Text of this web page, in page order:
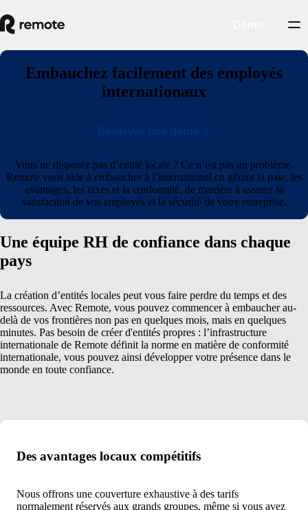
Embauchez facilement des employés
internationaux
Vous ne disposez pas d’entité locale ? Ce n’est pas un problème.
Remote vous aide à embaucher à l’international en gérant la paie, les
avantages, les taxes et la conformité, de manière à assurer la
satisfaction de vos employés et la sécurité de votre entreprise.
Réserver une démo
Une équipe RH de confiance dans chaque
pays
La création d’entités locales peut vous faire perdre du temps et des
ressources. Avec Remote, vous pouvez commencer à embaucher au-
delà de vos frontières non pas en quelques mois, mais en quelques
minutes. Pas besoin de créer d'entités propres : l’infrastructure
internationale de Remote définit la norme en matière de conformité
internationale, vous pouvez ainsi développer votre présence dans le
monde en toute confiance.
Des avantages locaux compétitifs
Nous offrons une couverture exhaustive à des tarifs
normalement réservés aux grands groupes, même si vous avez